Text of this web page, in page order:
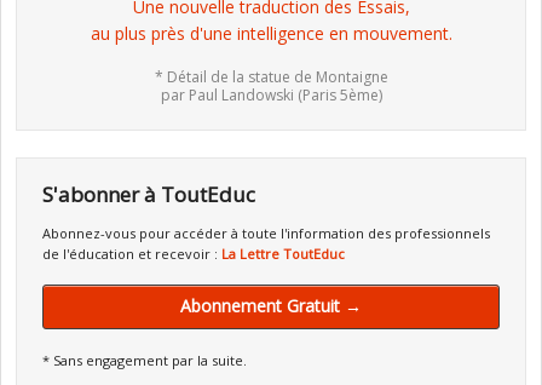
Une nouvelle traduction des Essais,
au plus près d'une intelligence en mouvement.
* Détail de la statue de Montaigne
par Paul Landowski (Paris 5ème)
S'abonner à ToutEduc
Abonnez-vous pour accéder à toute l'information des professionnels
de l'éducation et recevoir : La Lettre ToutEduc
Abonnement Gratuit →
* Sans engagement par la suite.